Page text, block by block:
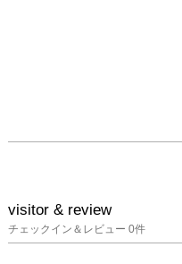
visitor & review
チェックイン＆レビュー 0件